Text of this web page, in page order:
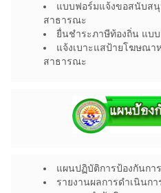
แบบฟอร์มแจ้งขอสนับส
สาธารณะ
ยื่นชำระภาษีท้องถิ่น แบ
แจ้งเบาะแสป้ายโฆษณา
สาธารณะ
แผนปฏิบัติการป้องกันกา
รายงานผลการดำเนินก